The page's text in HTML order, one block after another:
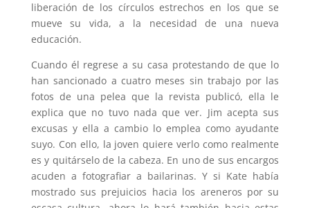
liberación de los círculos estrechos en los que se
mueve su vida, a la necesidad de una nueva
educación.
Cuando él regrese a su casa protestando de que lo
han sancionado a cuatro meses sin trabajo por las
fotos de una pelea que la revista publicó, ella le
explica que no tuvo nada que ver. Jim acepta sus
excusas y ella a cambio lo emplea como ayudante
suyo. Con ello, la joven quiere verlo como realmente
es y quitárselo de la cabeza. En uno de sus encargos
acuden a fotografiar a bailarinas. Y si Kate había
mostrado sus prejuicios hacia los areneros por su